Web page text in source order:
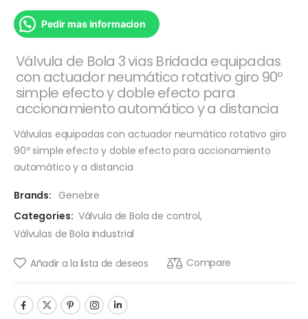
Pedir mas informacion
Válvula de Bola 3 vias Bridada equipadas
con actuador neumático rotativo giro 90º
simple efecto y doble efecto para
accionamiento automático y a distancia
Válvulas equipadas con actuador neumático rotativo giro
90º simple efecto y doble efecto para accionamiento
automático y a distancia
Brands: Genebre
Categories: Válvula de Bola de control,
Válvulas de Bola industrial
Añadir a la lista de deseos Compare